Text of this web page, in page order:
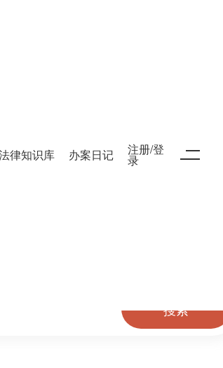
律知识库 办案日记 注册/登
录
搜索